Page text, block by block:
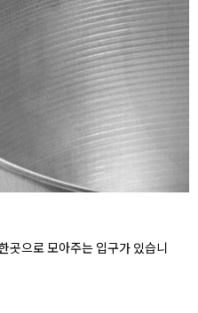
곳으로 모아주는 입구가 있습니